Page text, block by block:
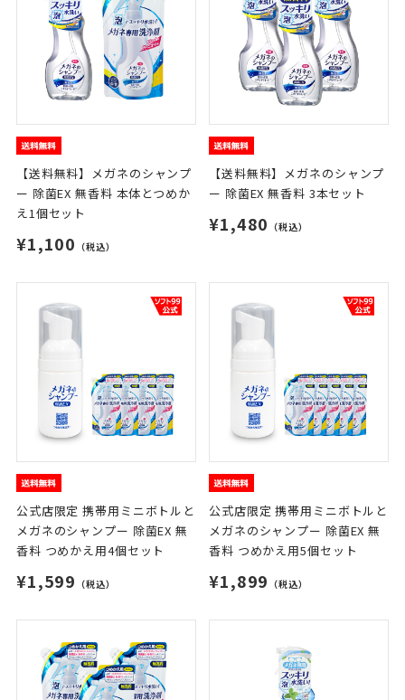
【送料無料】メガネのシャンプ
ー 除菌EX 無香料 本体とつめか
え1個セット
¥1,100 （税込）
【送料無料】メガネのシャンプ
ー 除菌EX 無香料 3本セット
¥1,480 （税込）
公式店限定 携帯用ミニボトルと
メガネのシャンプー 除菌EX 無
香料 つめかえ用4個セット
¥1,599 （税込）
公式店限定 携帯用ミニボトルと
メガネのシャンプー 除菌EX 無
香料 つめかえ用5個セット
¥1,899 （税込）